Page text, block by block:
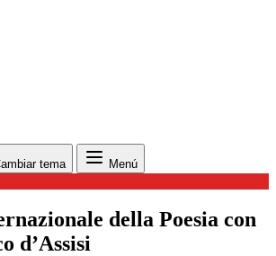
tema Menú
della Poesia con
d’Assisi